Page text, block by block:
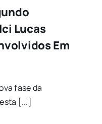
Lucas
Em
fase da
[...]